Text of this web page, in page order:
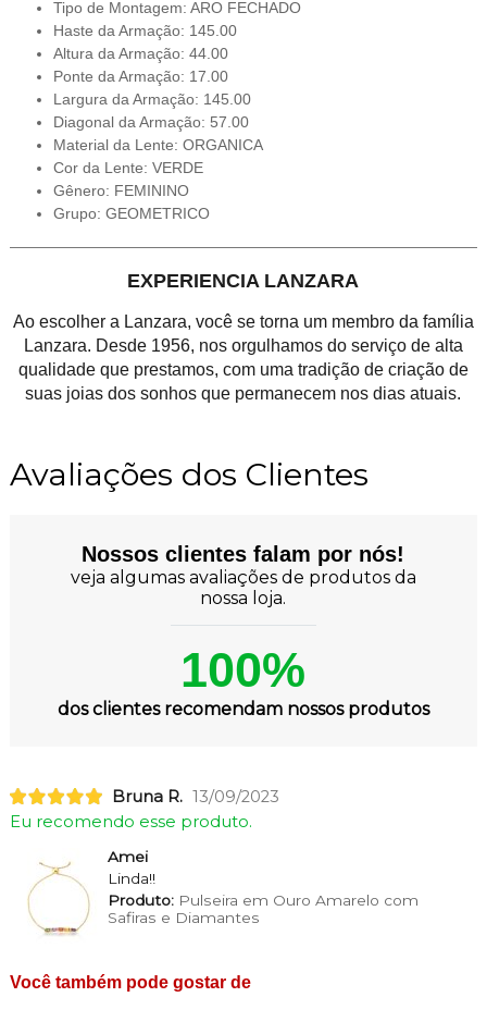
Tipo de Montagem: ARO FECHADO
Haste da Armação: 145.00
Altura da Armação: 44.00
Ponte da Armação: 17.00
Largura da Armação: 145.00
Diagonal da Armação: 57.00
Material da Lente: ORGANICA
Cor da Lente: VERDE
Gênero: FEMININO
Grupo: GEOMETRICO
EXPERIENCIA LANZARA
Ao escolher a Lanzara, você se torna um membro da família
Lanzara. Desde 1956, nos orgulhamos do serviço de alta
qualidade que prestamos, com uma tradição de criação de
suas joias dos sonhos que permanecem nos dias atuais.
Avaliações dos Clientes
Nossos clientes falam por nós!
veja algumas avaliações de produtos da
nossa loja.
100%
dos clientes recomendam nossos produtos
Bruna R. 13/09/2023
Eu recomendo esse produto.
Amei
Linda!!
Produto:Pulseira em Ouro Amarelo com
Safiras e Diamantes
Você também pode gostar de